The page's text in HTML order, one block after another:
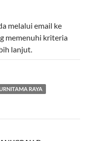
melalui email ke
memenuhi kriteria
lanjut.
RAYA